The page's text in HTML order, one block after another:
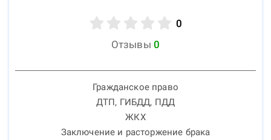
0
Отзывы 0
Гражданское право
ДТП, ГИБДД, ПДД
ЖКХ
Заключение и расторжение брака